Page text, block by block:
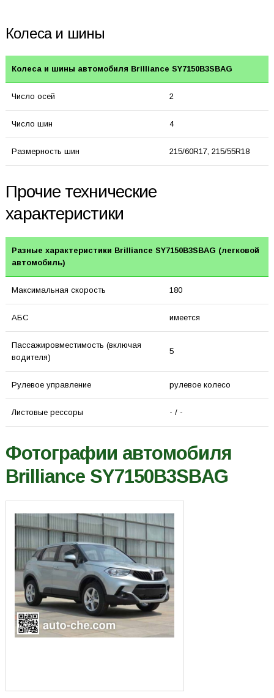
Колеса и шины
Колеса и шины автомобиля Brilliance SY7150B3SBAG
Число осей 2
Число шин 4
Размерность шин 215/60R17, 215/55R18
Прочие технические
характеристики
Разные характеристики Brilliance SY7150B3SBAG (легковой
автомобиль)
Максимальная скорость 180
АБС имеется
Пассажировместимость (включая
водителя)
5
Рулевое управление рулевое колесо
Листовые рессоры - / -
Фотографии автомобиля
Brilliance SY7150B3SBAG